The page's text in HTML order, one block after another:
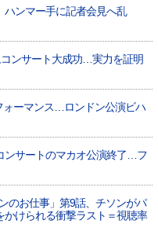
ハンマー手に記者会見へ乱
コンサート大成功…実力を証明
ォーマンス…ロンドン公演ビハ
ンサートのマカオ公演終了…フ
お仕事」第9話、チソンがパ
けられる衝撃ラスト＝視聴率